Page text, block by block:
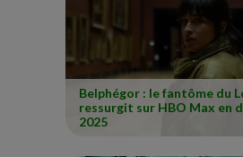
Belphégor : le fantôme du
ressurgit sur HBO Max en
2025